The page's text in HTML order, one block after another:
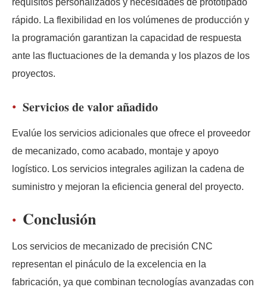
rápido. La flexibilidad en los volúmenes de producción y
la programación garantizan la capacidad de respuesta
ante las fluctuaciones de la demanda y los plazos de los
proyectos.
Servicios de valor añadido
Evalúe los servicios adicionales que ofrece el proveedor
de mecanizado, como acabado, montaje y apoyo
logístico. Los servicios integrales agilizan la cadena de
suministro y mejoran la eficiencia general del proyecto.
Conclusión
Los servicios de mecanizado de precisión CNC
representan el pináculo de la excelencia en la
fabricación, ya que combinan tecnologías avanzadas con